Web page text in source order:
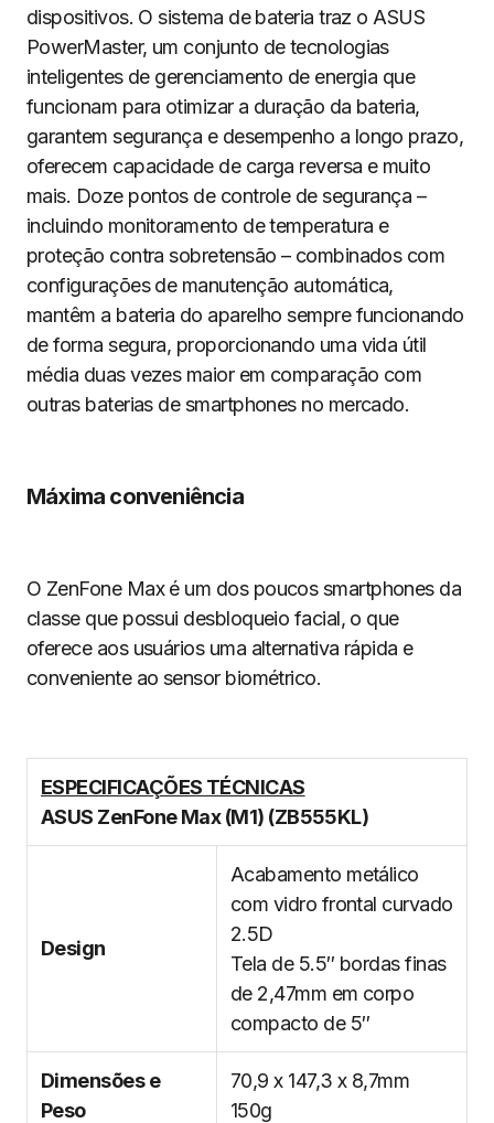
dispositivos. O sistema de bateria traz o ASUS
PowerMaster, um conjunto de tecnologias
inteligentes de gerenciamento de energia que
funcionam para otimizar a duração da bateria,
garantem segurança e desempenho a longo prazo,
oferecem capacidade de carga reversa e muito
mais. Doze pontos de controle de segurança –
incluindo monitoramento de temperatura e
proteção contra sobretensão – combinados com
configurações de manutenção automática,
mantêm a bateria do aparelho sempre funcionando
de forma segura, proporcionando uma vida útil
média duas vezes maior em comparação com
outras baterias de smartphones no mercado.
Máxima conveniência
O ZenFone Max é um dos poucos smartphones da
classe que possui desbloqueio facial, o que
oferece aos usuários uma alternativa rápida e
conveniente ao sensor biométrico.
ESPECIFICAÇÕES TÉCNICAS
ASUS ZenFone Max (M1) (ZB555KL)
Design
Acabamento metálico
com vidro frontal curvado
2.5D
Tela de 5.5″ bordas finas
de 2,47mm em corpo
compacto de 5″
Dimensões e
Peso
70,9 x 147,3 x 8,7mm
150g